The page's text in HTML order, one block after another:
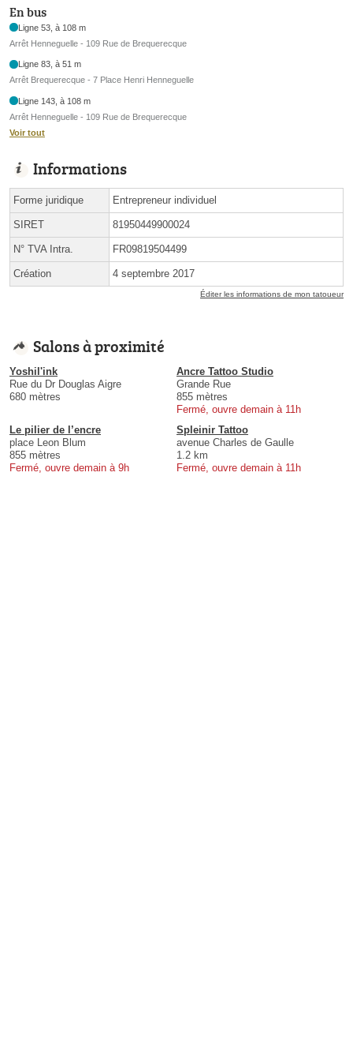
En bus
Ligne 53, à 108 m
Arrêt Henneguelle - 109 Rue de Brequerecque
Ligne 83, à 51 m
Arrêt Brequerecque - 7 Place Henri Henneguelle
Ligne 143, à 108 m
Arrêt Henneguelle - 109 Rue de Brequerecque
Voir tout
Informations
Forme juridique Entrepreneur individuel
SIRET 81950449900024
N° TVA Intra. FR09819504499
Création 4 septembre 2017
Éditer les informations de mon tatoueur
Salons à proximité
Yoshil'ink
Rue du Dr Douglas Aigre
680 mètres
Ancre Tattoo Studio
Grande Rue
855 mètres
Fermé, ouvre demain à 11h
Le pilier de l’encre
place Leon Blum
855 mètres
Fermé, ouvre demain à 9h
Spleinir Tattoo
avenue Charles de Gaulle
1.2 km
Fermé, ouvre demain à 11h